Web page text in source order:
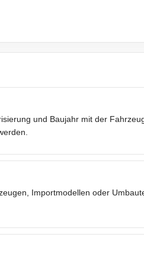
und Baujahr mit der
Importmodellen oder